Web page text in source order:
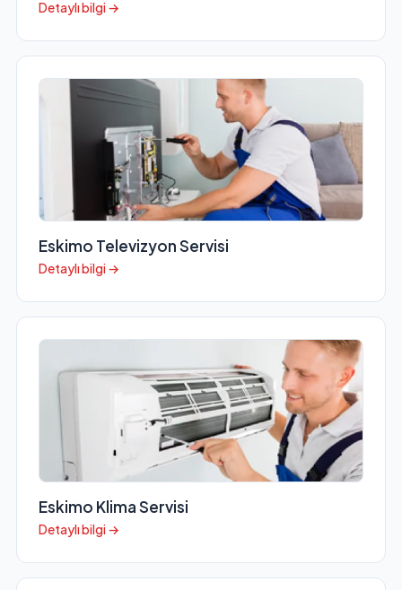
Detaylı bilgi →
Eskimo Televizyon Servisi
Detaylı bilgi →
Eskimo Klima Servisi
Detaylı bilgi →